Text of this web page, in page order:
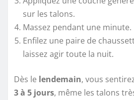
sur les talons.
Massez pendant une minute.
Enfilez une paire de
laissez agir toute la nuit.
Dès le lendemain, vous
3 à 5 jours, même les talons